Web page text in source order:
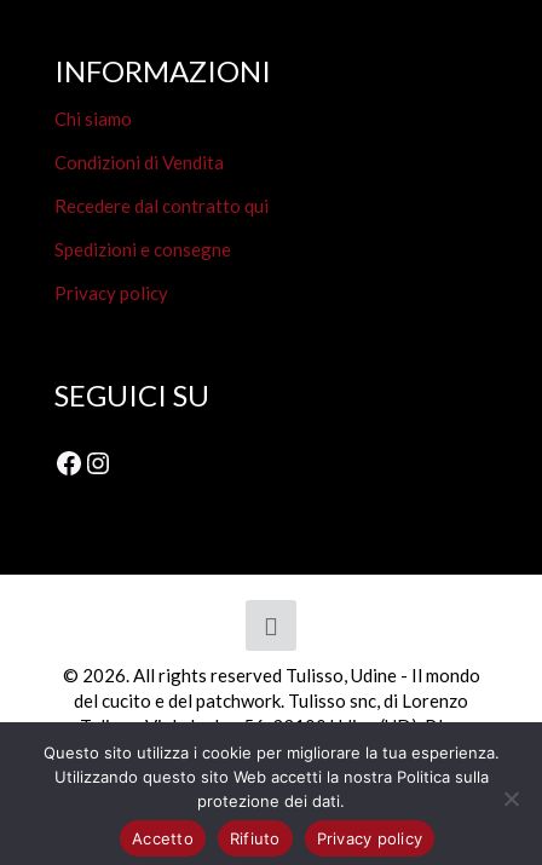
INFORMAZIONI
Chi siamo
Condizioni di Vendita
Recedere dal contratto qui
Spedizioni e consegne
Privacy policy
SEGUICI SU
Facebook
Instagram
© 2026. All rights reserved Tulisso, Udine - Il mondo
del cucito e del patchwork. Tulisso snc, di Lorenzo
Tulisso, Viale Ledra, 56, 33100 Udine (UD). P.Iva
01798110308
Questo sito utilizza i cookie per migliorare la tua esperienza.
Utilizzando questo sito Web accetti la nostra Politica sulla
protezione dei dati.
Accetto
Rifiuto Privacy policy